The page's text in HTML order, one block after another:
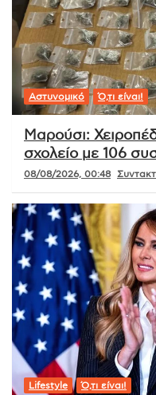
Αστυνομικό Ό,τι είναι!
Μαρούσι:
σχολείο με 106
08/08/2026, 00:48
Lifestyle Ό,τι είναι!